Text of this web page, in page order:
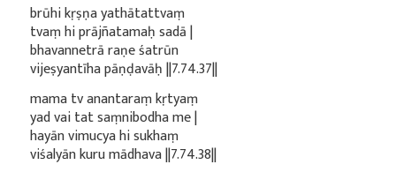
brūhi kṛṣṇa yathātattvaṃ
tvaṃ hi prājñatamaḥ sadā |
bhavannetrā raṇe śatrūn
vijeṣyantīha pāṇḍavāḥ ||7.74.37||
mama tv anantaraṃ kṛtyaṃ
yad vai tat saṃnibodha me |
hayān vimucya hi sukhaṃ
viśalyān kuru mādhava ||7.74.38||